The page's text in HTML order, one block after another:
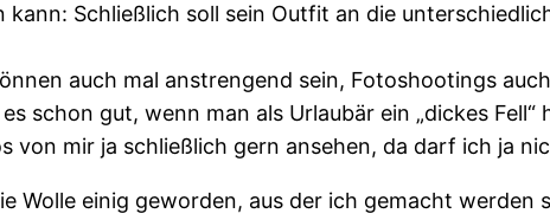
kann: Schließlich soll sein Outfit an die
auch mal anstrengend sein, Fotoshootings
schon gut, wenn man als Urlaubär ein „dickes Fell“
von mir ja schließlich gern ansehen, da darf ich ja
Wolle einig geworden, aus der ich gemacht werden